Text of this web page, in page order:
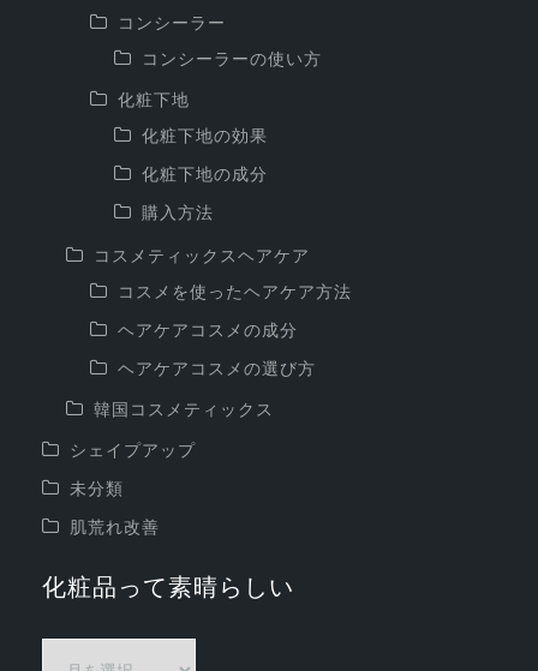
コンシーラー
コンシーラーの使い方
化粧下地
化粧下地の効果
化粧下地の成分
購入方法
コスメティックスヘアケア
コスメを使ったヘアケア方法
ヘアケアコスメの成分
ヘアケアコスメの選び方
韓国コスメティックス
シェイプアップ
未分類
肌荒れ改善
化粧品って素晴らしい